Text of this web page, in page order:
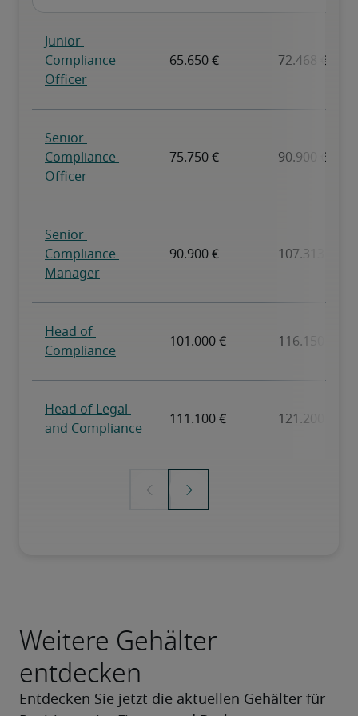
Weitere Gehälter
entdecken